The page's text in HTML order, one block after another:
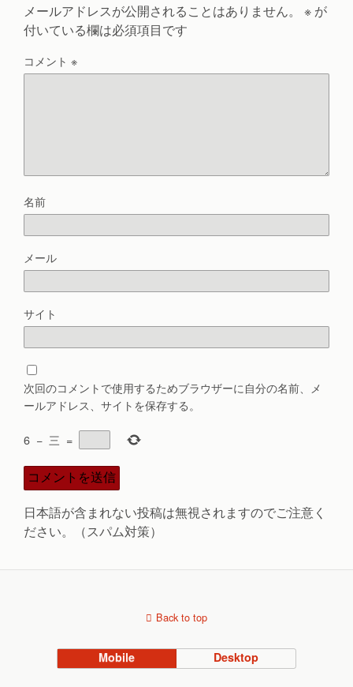
メールアドレスが公開されることはありません。 ※ が
付いている欄は必須項目です
コメント ※
名前
メール
サイト
次回のコメントで使用するためブラウザーに自分の名前、メ
ールアドレス、サイトを保存する。
6 − 三 =
日本語が含まれない投稿は無視されますのでご注意く
ださい。（スパム対策）
Back to top
Mobile Desktop